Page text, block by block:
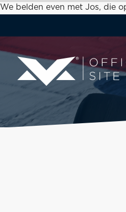
We belden even met Jos, die